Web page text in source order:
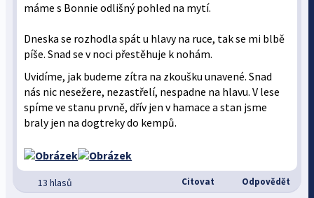
máme s Bonnie odlišný pohled na mytí.
Dneska se rozhodla spát u hlavy na ruce, tak se mi blbě
píše. Snad se v noci přestěhuje k nohám.
Uvidíme, jak budeme zítra na zkoušku unavené. Snad
nás nic nesežere, nezastřelí, nespadne na hlavu. V lese
spíme ve stanu prvně, dřív jen v hamace a stan jsme
braly jen na dogtreky do kempů.
13 hlasů Citovat Odpovědět